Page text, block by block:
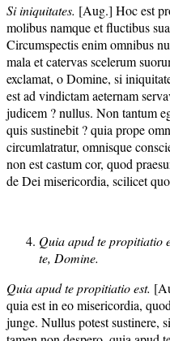
Si iniquitates. [Aug.] Hoc est
molibus namque et fluctibus
Circumspectis enim omnibus
mala et catervas scelerum
exclamat, o Domine, si
est ad vindictam aeternam
judicem ? nullus. Non tantum
quis sustinebit ? quia prope
circumlatratur, omnisque
non est castum cor, quod
de Dei misericordia, scilicet
Quia apud te propitiatio
te, Domine.
Quia apud te propitiatio est.
quia est in eo misericordia,
junge. Nullus potest sustinere,